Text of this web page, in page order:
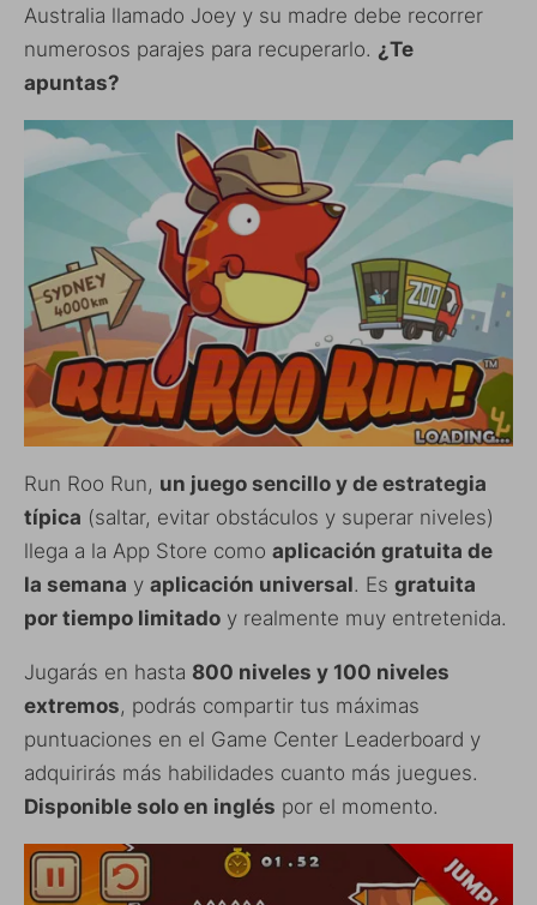
Australia llamado Joey y su madre debe recorrer
numerosos parajes para recuperarlo. ¿Te
apuntas?
Run Roo Run, un juego sencillo y de estrategia
típica (saltar, evitar obstáculos y superar niveles)
llega a la App Store como aplicación gratuita de
la semana y aplicación universal. Es gratuita
por tiempo limitado y realmente muy entretenida.
Jugarás en hasta 800 niveles y 100 niveles
extremos, podrás compartir tus máximas
puntuaciones en el Game Center Leaderboard y
adquirirás más habilidades cuanto más juegues.
Disponible solo en inglés por el momento.